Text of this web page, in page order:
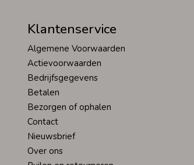
Klantenservice
Algemene Voorwaarden
Actievoorwaarden
Bedrijfsgegevens
Betalen
Bezorgen of ophalen
Contact
Nieuwsbrief
Over ons